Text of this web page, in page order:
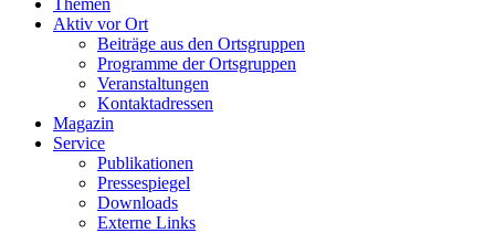
Themen
Aktiv vor Ort
Beiträge aus den Ortsgruppen
Programme der Ortsgruppen
Veranstaltungen
Kontaktadressen
Magazin
Service
Publikationen
Pressespiegel
Downloads
Externe Links